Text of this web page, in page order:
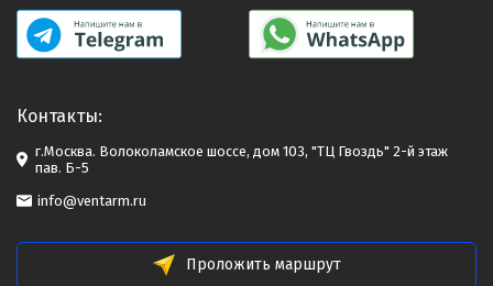
Контакты:
г.Москва. Волоколамское шоссе, дом 103, "ТЦ Гвоздь" 2-й этаж
пав. Б-5
info@ventarm.ru
Проложить маршрут